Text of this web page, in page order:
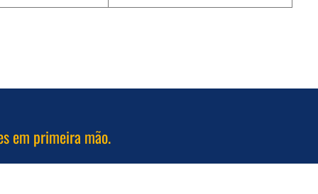
em primeira mão.